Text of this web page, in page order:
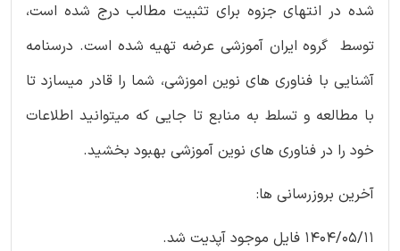
شده در انتهای جزوه برای تثبیت مطالب درج شده است،
توسط گروه ایران آموزشی عرضه تهیه شده است. درسنامه
آشنایی با فناوری های نوین اموزشی، شما را قادر میسازد تا
با مطالعه و تسلط به منابع تا جایی که میتوانید اطلاعات
خود را در فناوری های نوین آموزشی بهبود بخشید.
آخرین بروزرسانی ها:
1404/05/11 فایل موجود آپدیت شد.